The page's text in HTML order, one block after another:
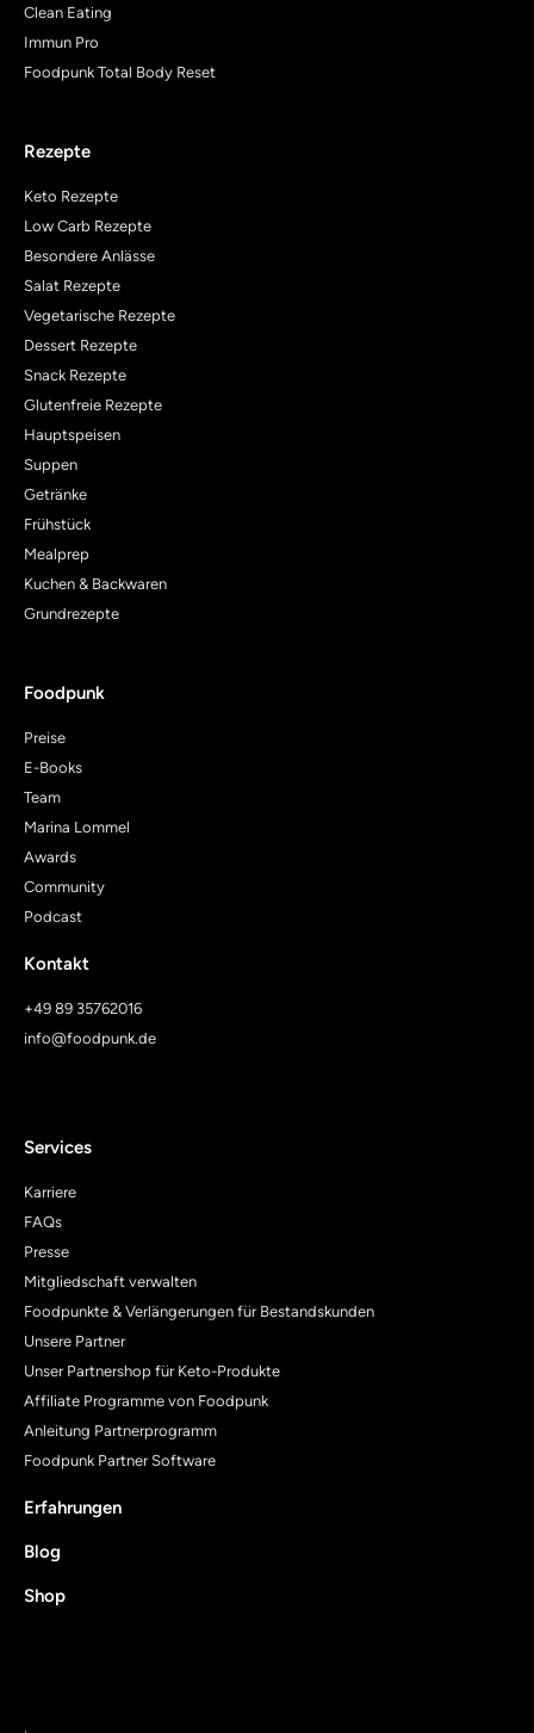
Clean Eating
Immun Pro
Foodpunk Total Body Reset
Rezepte
Keto Rezepte
Low Carb Rezepte
Besondere Anlässe
Salat Rezepte
Vegetarische Rezepte
Dessert Rezepte
Snack Rezepte
Glutenfreie Rezepte
Hauptspeisen
Suppen
Getränke
Frühstück
Mealprep
Kuchen & Backwaren
Grundrezepte
Foodpunk
Preise
E-Books
Team
Marina Lommel
Awards
Community
Podcast
Kontakt
+49 89 35762016
info@foodpunk.de
Services
Karriere
FAQs
Presse
Mitgliedschaft verwalten
Foodpunkte & Verlängerungen für Bestandskunden
Unsere Partner
Unser Partnershop für Keto-Produkte
Affiliate Programme von Foodpunk
Anleitung Partnerprogramm
Foodpunk Partner Software
Erfahrungen
Blog
Shop